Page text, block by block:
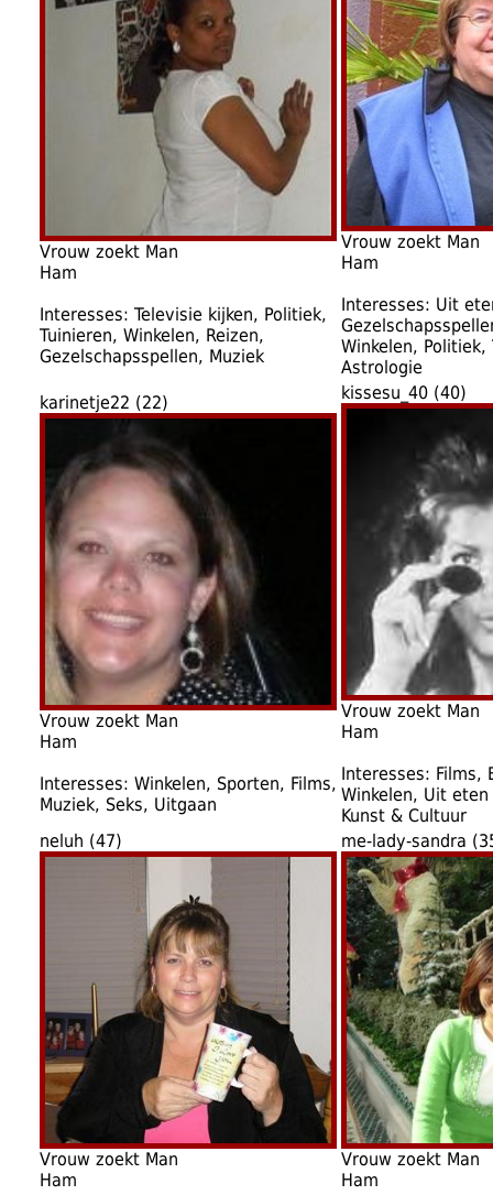
Vrouw zoekt Man
Ham
Interesses: Televisie kijken, Politiek,
Tuinieren, Winkelen, Reizen,
Gezelschapsspellen, Muziek
Vrouw zoekt Man
Ham
Interesses: Uit
Winkelen, Politiek,
Astrologie
karinetje22 (22)
Vrouw zoekt Man
Ham
Interesses: Winkelen, Sporten, Films,
Muziek, Seks, Uitgaan
kissesu_40 (40)
Vrouw zoekt Man
Ham
Interesses: Films,
Winkelen, Uit
Kunst & Cultuur
neluh (47)
Vrouw zoekt Man
Ham
me-lady-sandra
Vrouw zoekt Man
Ham